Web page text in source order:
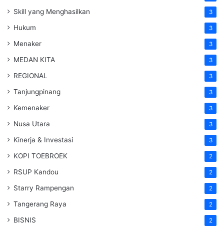
Skill yang Menghasilkan 3
Hukum 3
Menaker 3
MEDAN KITA 3
REGIONAL 3
Tanjungpinang 3
Kemenaker 3
Nusa Utara 3
Kinerja & Investasi 3
KOPI TOEBROEK 2
RSUP Kandou 2
Starry Rampengan 2
Tangerang Raya 2
BISNIS 2